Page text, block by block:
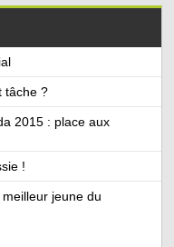
tâche ?
2015 : place aux
!
jeune du